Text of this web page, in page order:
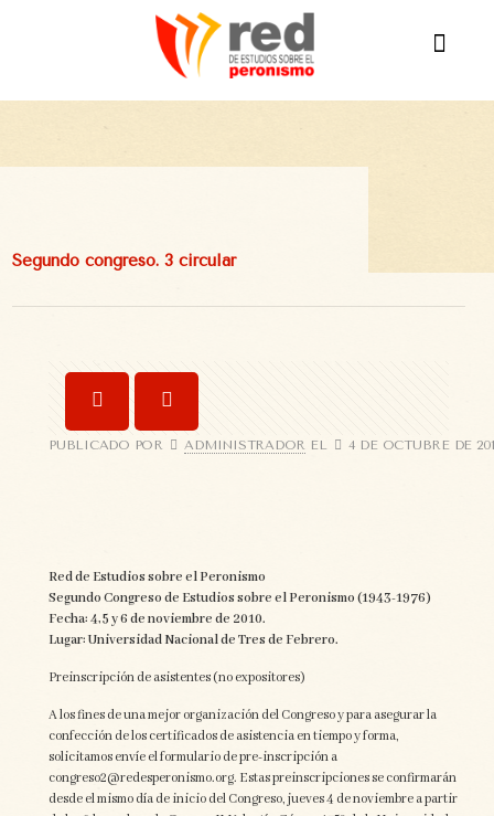
Segundo congreso. 3 circular
PUBLICADO POR ADMINISTRADOR EL 4 DE OCTUBRE DE
Red de Estudios sobre el Peronismo
Segundo Congreso de Estudios sobre el Peronismo (1943-1976)
Fecha: 4, 5 y 6 de noviembre de 2010.
Lugar: Universidad Nacional de Tres de Febrero.
Preinscripción de asistentes (no expositores)
A los fines de una mejor organización del Congreso y para asegurar la
confección de los certificados de asistencia en tiempo y forma,
solicitamos envíe el formulario de pre-inscripción a
congreso2@redesperonismo.org. Estas preinscripciones se confirmarán
desde el mismo día de inicio del Congreso, jueves 4 de noviembre a partir